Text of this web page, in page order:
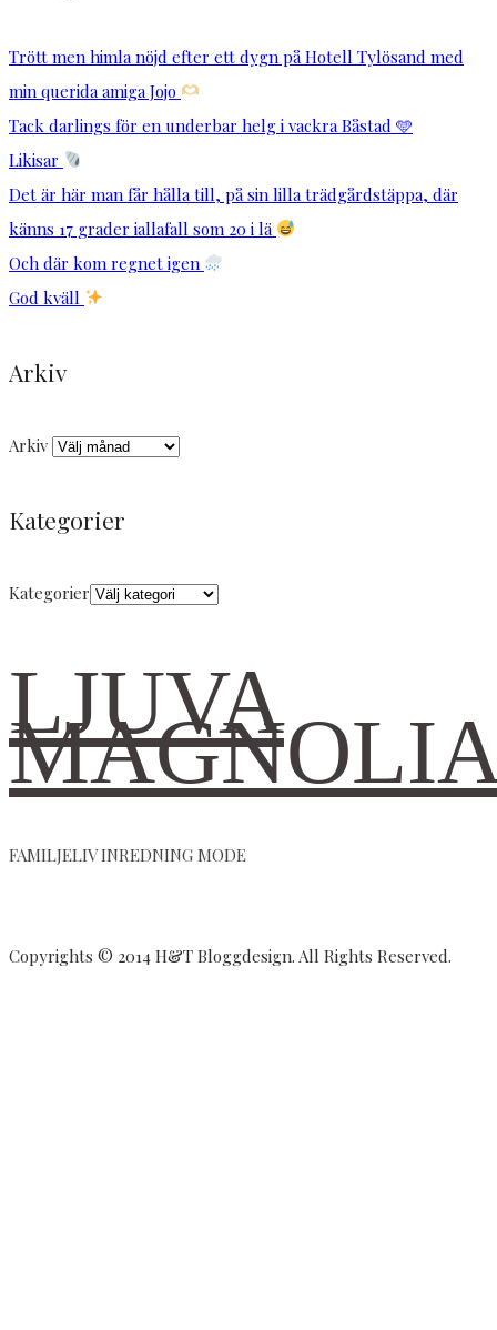
Trött men himla nöjd efter ett dygn på Hotell Tylösand med
min querida amiga Jojo
Tack darlings för en underbar helg i vackra Båstad 🩵
Likisar
Det är här man får hålla till, på sin lilla trädgårdstäppa, där
känns 17 grader iallafall som 20 i lä
Och där kom regnet igen
God kväll
Arkiv
Arkiv
Kategorier
Kategorier
LJUVA
FAMILJELIV INREDNING MODE
Copyrights © 2014 H&T Bloggdesign. All Rights Reserved.